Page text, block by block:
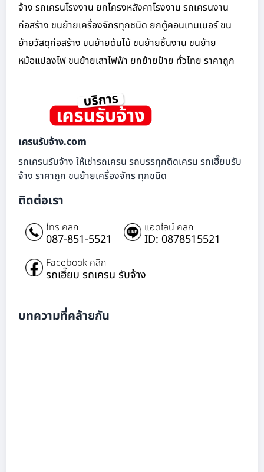
จ้าง รถเครนโรงงาน ยกโครงหลังคาโรงงาน รถเครนงาน
ก่อสร้าง ขนย้ายเครื่องจักรทุกชนิด ยกตู้คอนเทนเนอร์ ขน
ย้ายวัสดุก่อสร้าง ขนย้ายต้นไม้ ขนย้ายชิ้นงาน ขนย้าย
หม้อแปลงไฟ ขนย้ายเสาไฟฟ้า ยกย้ายป้าย ทั่วไทย ราคาถูก
เครนรับจ้าง.com
รถเครนรับจ้าง ให้เช่ารถเครน รถบรรทุกติดเครน รถเฮี๊ยบรับ
จ้าง ราคาถูก ขนย้ายเครื่องจักร ทุกชนิด
ติดต่อเรา
โทร คลิก
087-851-5521
แอดไลน์ คลิก
ID: 0878515521
Facebook คลิก
รถเฮี๊ยบ รถเครน รับจ้าง
บทความที่คล้ายกัน